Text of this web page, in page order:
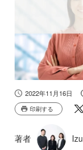
2022年11月16日
印刷する
著者